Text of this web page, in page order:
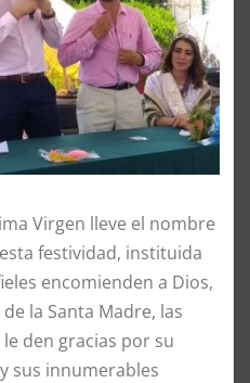
Virgen lleve el nombre
festividad, instituida
encomienden a Dios,
la Santa Madre, las
den gracias por su
sus innumerables